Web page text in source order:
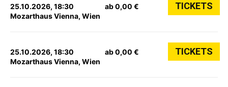
25.10.2026, 18:30
Mozarthaus Vienna, Wien
ab 0,00 € TICKETS
25.10.2026, 18:30
Mozarthaus Vienna, Wien
ab 0,00 € TICKETS